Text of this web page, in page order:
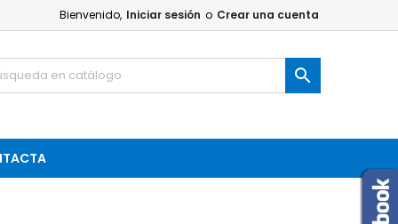
Bienvenido, Iniciar sesión o Crear una cuenta
